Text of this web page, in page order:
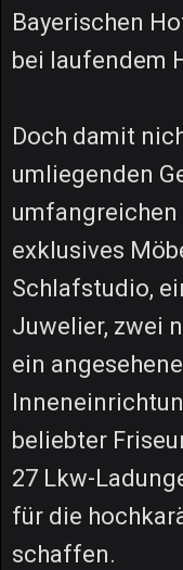
Bayerischen
bei laufendem
Doch damit
umliegenden
umfangreichen
exklusives
Schlafstudio,
Juwelier, zwei
ein angesehene
beliebter
27 Lkw-
für die
schaffen.